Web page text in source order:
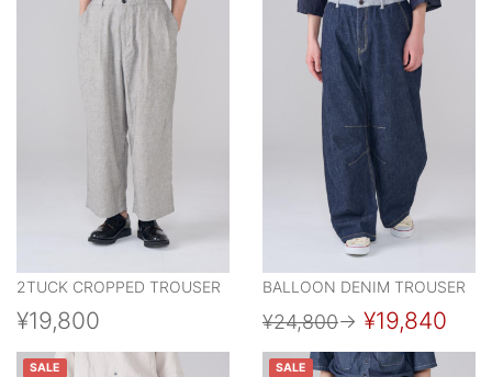
2TUCK CROPPED TROUSER
¥19,800
BALLOON DENIM TROUSER
¥24,800→ ¥19,840
SALE SALE